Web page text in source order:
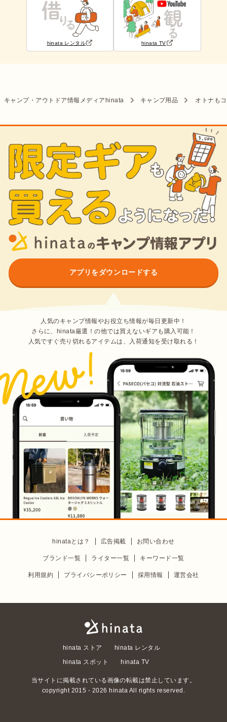
hinata レンタル hinata TV
キャンプ・アウトドア情報メディアhinata キャンプ用品 オトナも
アプリをダウンロードする
人気のキャンプ情報やお役立ち情報が毎日更新中！
さらに、hinata厳選！の他では買えないギアも購入可能！
人気ですぐ売り切れるアイテムは、入荷通知を受け取れる！
hinataとは？ 広告掲載 お問い合わせ
ブランド一覧 ライター一覧 キーワード一覧
利用規約 プライバシーポリシー 採用情報 運営会社
hinata ストア
hinata レンタル
hinata スポット
hinata TV
当サイトに掲載されている画像の転載は禁止しています。
copyright 2015 - 2026 hinata All rights reserved.